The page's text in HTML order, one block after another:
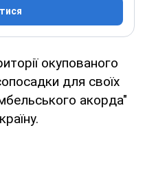
окупованого
для своїх
акорда"